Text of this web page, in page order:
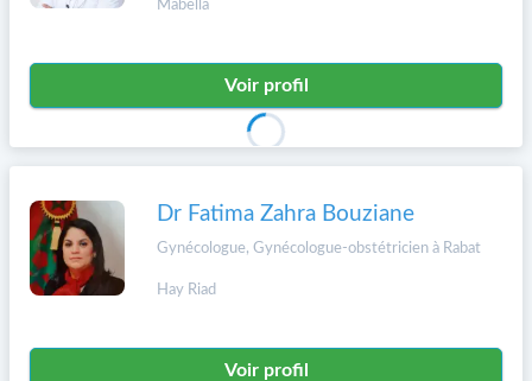
Mabella
Voir profil
Dr Fatima Zahra Bouziane
Gynécologue, Gynécologue-obstétricien à Rabat
Hay Riad
Voir profil